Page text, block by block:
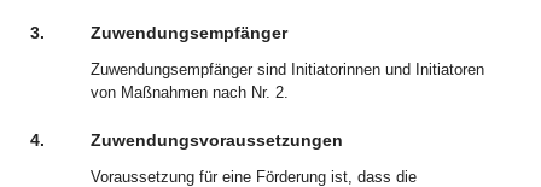
3. Zuwendungsempfänger
Zuwendungsempfänger sind Initiatorinnen und Initiatoren
von Maßnahmen nach Nr. 2.
4. Zuwendungsvoraussetzungen
Voraussetzung für eine Förderung ist, dass die